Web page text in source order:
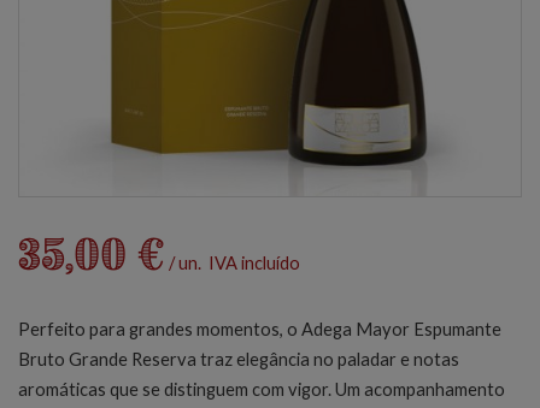
35,00 € / un. IVA incluído
Perfeito para grandes momentos, o Adega Mayor Espumante
Bruto Grande Reserva traz elegância no paladar e notas
aromáticas que se distinguem com vigor. Um acompanhamento